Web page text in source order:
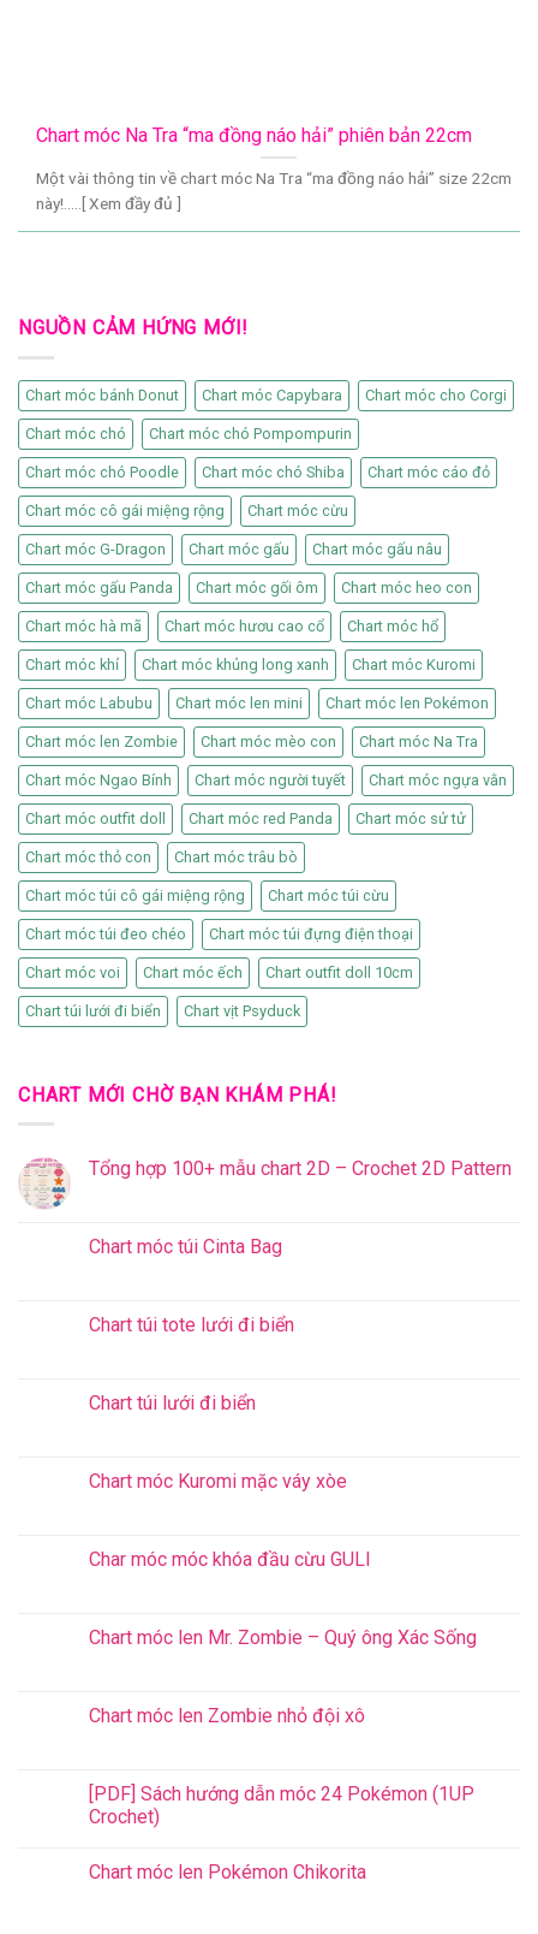
Chart móc Na Tra “ma đồng náo hải” phiên bản 22cm
Một vài thông tin về chart móc Na Tra “ma đồng náo hải” size 22cm
này!.....[ Xem đầy đủ ]
NGUỒN CẢM HỨNG MỚI!
Chart móc bánh Donut Chart móc Capybara Chart móc cho Corgi
Chart móc chó Chart móc chó Pompompurin
Chart móc chó Poodle Chart móc chó Shiba Chart móc cáo đỏ
Chart móc cô gái miệng rộng Chart móc cừu
Chart móc G-Dragon Chart móc gấu Chart móc gấu nâu
Chart móc gấu Panda Chart móc gối ôm Chart móc heo con
Chart móc hà mã Chart móc hươu cao cổ Chart móc hổ
Chart móc khỉ Chart móc khủng long xanh Chart móc Kuromi
Chart móc Labubu Chart móc len mini Chart móc len Pokémon
Chart móc len Zombie Chart móc mèo con Chart móc Na Tra
Chart móc Ngao Bính Chart móc người tuyết Chart móc ngựa vằn
Chart móc outfit doll Chart móc red Panda Chart móc sử tử
Chart móc thỏ con Chart móc trâu bò
Chart móc túi cô gái miệng rộng Chart móc túi cừu
Chart móc túi đeo chéo Chart móc túi đựng điện thoại
Chart móc voi Chart móc ếch Chart outfit doll 10cm
Chart túi lưới đi biển Chart vịt Psyduck
CHART MỚI CHỜ BẠN KHÁM PHÁ!
Tổng hợp 100+ mẫu chart 2D – Crochet 2D Pattern
Chart móc túi Cinta Bag
Chart túi tote lưới đi biển
Chart túi lưới đi biển
Chart móc Kuromi mặc váy xòe
Char móc móc khóa đầu cừu GULI
Chart móc len Mr. Zombie – Quý ông Xác Sống
Chart móc len Zombie nhỏ đội xô
[PDF] Sách hướng dẫn móc 24 Pokémon (1UP
Crochet)
Chart móc len Pokémon Chikorita